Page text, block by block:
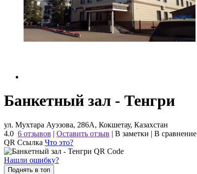
Банкетный зал - Тенгри
ул. Мухтара Ауэзова, 286А, Кокшетау, Казахстан
4.0 6 отзывов | Оставить отзыв | В заметки | В сравнение
QR Ссылка Что это?
Нашли ошибку?
Поднять в топ